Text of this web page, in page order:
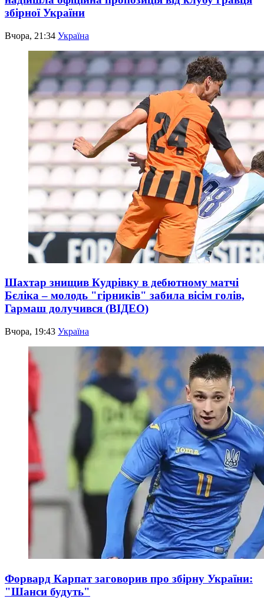
збірної України
Вчора, 21:34 Україна
Шахтар знищив Кудрівку в дебютному матчі
Бєліка – молодь "гірників" забила вісім голів,
Гармаш долучився (ВІДЕО)
Вчора, 19:43 Україна
Форвард Карпат заговорив про збірну України:
"Шанси будуть"